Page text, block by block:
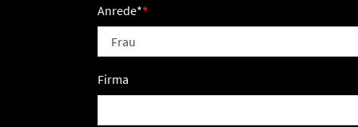
Anrede*
Firma